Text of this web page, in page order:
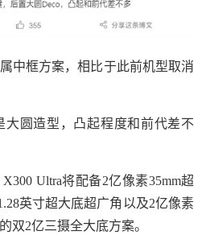
框方案，相比于此前机型取消
圆造型，凸起程度和前代差不
Ultra将配备2亿像素35mm超
英寸超大底超广角以及2亿像素
双2亿三摄全大底方案。